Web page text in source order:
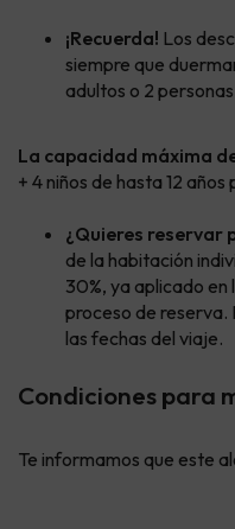
¡Recuerda! Los
siempre que
adultos o 2
La capacidad máxima
+ 4 niños de hasta 12
¿Quieres reservar
de la habitación
30%, ya aplicado en
proceso de reserva.
las fechas del viaje.
Condiciones para
Te informamos que este